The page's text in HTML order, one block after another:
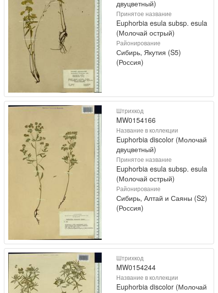
двуцветный)
Принятое название
Euphorbia esula subsp. esula
(Молочай острый)
Районирование
Сибирь, Якутия (S5)
(Россия)
Штрихкод
MW0154166
Название в коллекции
Euphorbia discolor (Молочай
двуцветный)
Принятое название
Euphorbia esula subsp. esula
(Молочай острый)
Районирование
Сибирь, Алтай и Саяны (S2)
(Россия)
Штрихкод
MW0154244
Название в коллекции
Euphorbia discolor (Молочай